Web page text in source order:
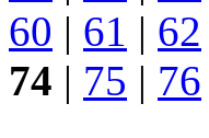
60 | 61 | 62
74 | 75 | 76